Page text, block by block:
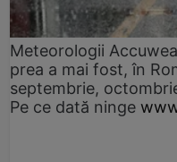
Meteorologii
prea a mai fost, în
septembrie,
Pe ce dată ninge